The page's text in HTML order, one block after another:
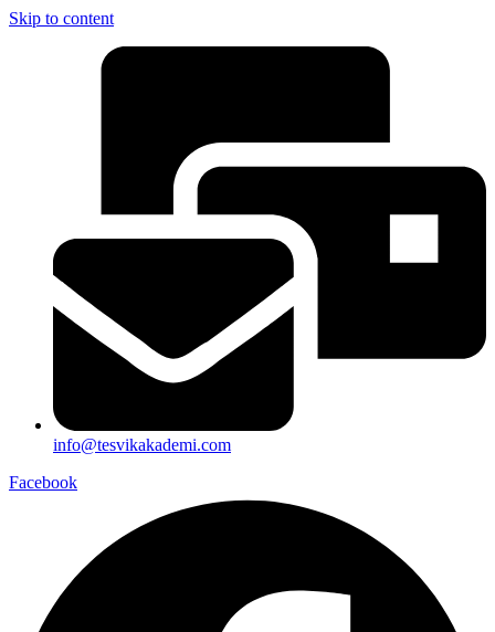
Skip to content
info@tesvikakademi.com
Facebook